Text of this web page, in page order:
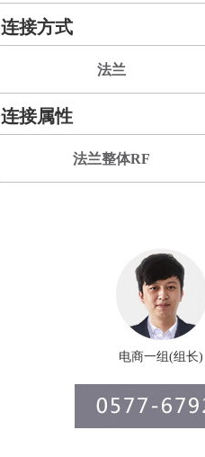
连接方式
法兰
连接属性
法兰整体RF
电商一组(组长)